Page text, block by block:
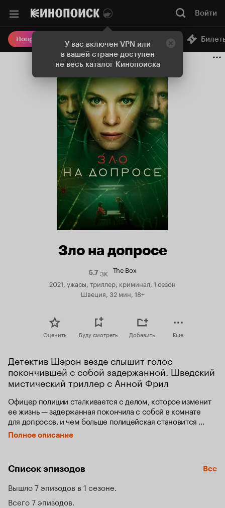
У вас включен VPN или
в вашей стране доступен
не весь каталог Кинопоиска
Войти
Попробовать Плюс Онлайн-кинотеатр
Зло на допросе
5.7Рейтинг
5.7
3K The Box
2021, ужасы, триллер, криминал, 1 сезон
Швеция, 32 мин, 18+
Оценить Буду смотреть Добавить Еще
Детектив Шэрон везде слышит голос
покончившей с собой задержанной. Шведский
мистический триллер с Анной Фрил
Офицер полиции сталкивается с делом, которое изменит
ее жизнь — задержанная покончила с собой в комнате
для допросов, и чем больше полицейская становится
одержима расследованием, тем больше начинает
казаться, что ответы находятся далеко за гранью
Полное описание
Список эпизодов Все
Вышло 7 эпизодов в 1 сезоне
Всего 7 эпизодов